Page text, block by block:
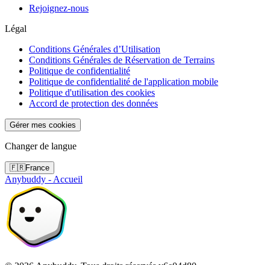
Rejoignez-nous
Légal
Conditions Générales d’Utilisation
Conditions Générales de Réservation de Terrains
Politique de confidentialité
Politique de confidentialité de l'application mobile
Politique d'utilisation des cookies
Accord de protection des données
Gérer mes cookies
Changer de langue
🇫🇷France
Anybuddy - Accueil